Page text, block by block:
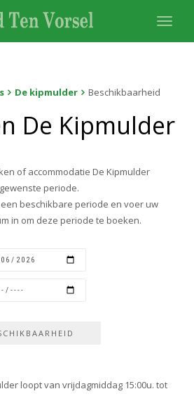
De kipmulder Beschikbaarheid
De Kipmulder
of accommodatie De Kipmulder
periode.
beschikbare periode en voer uw
in om deze periode te boeken.
loopt van vrijdagmiddag 15:00u. tot